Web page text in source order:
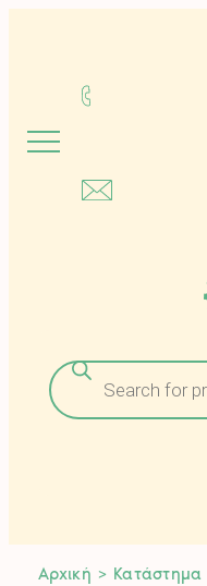
Αναζήτηση
προϊόντων
Αρχική > Κατάστημα